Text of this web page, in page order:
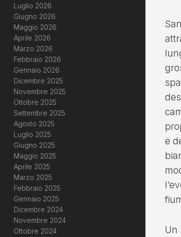
e
Un
Luglio 2026
Giugno 2026
Maggio 2026
Aprile 2026
Marzo 2026
Febbraio 2026
Gennaio 2026
Dicembre 2025
Novembre 2025
Ottobre 2025
Settembre 2025
Agosto 2025
Luglio 2025
Giugno 2025
Maggio 2025
Aprile 2025
Marzo 2025
Febbraio 2025
Gennaio 2025
Dicembre 2024
Novembre 2024
Ottobre 2024